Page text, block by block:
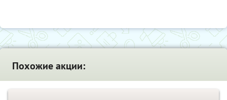
Похожие акции: